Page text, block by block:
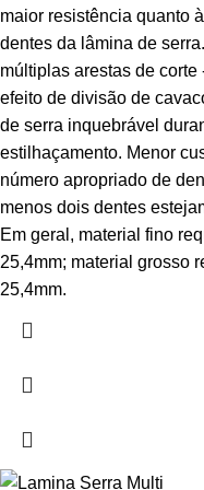
maior resistência quanto
dentes da lâmina de
múltiplas arestas de corte
efeito de divisão de
de serra inquebrável
estilhaçamento. Menor
número apropriado de
menos dois dentes
Em geral, material fino
25,4mm; material grosso
25,4mm.